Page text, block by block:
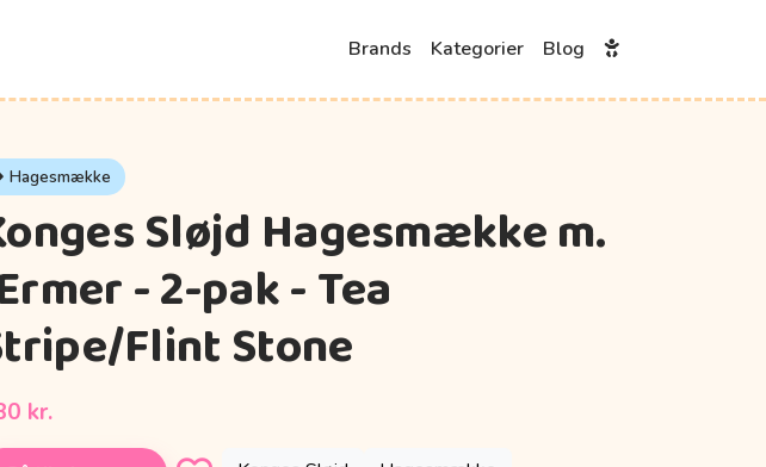
Brands Kategorier Blog
Hagesmække
Sløjd Hagesmække m.
- 2-pak - Tea
Flint Stone
kr.